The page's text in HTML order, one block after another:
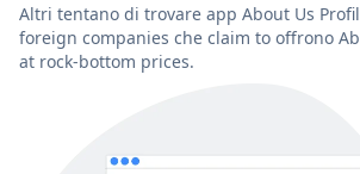
Altri tentano di trovare app About Us
foreign companies che claim to offrono
at rock-bottom prices.